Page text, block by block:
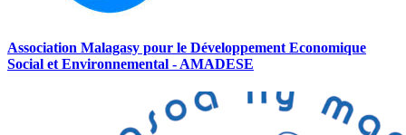
Association Malagasy pour le Développement Economique
Social et Environnemental - AMADESE